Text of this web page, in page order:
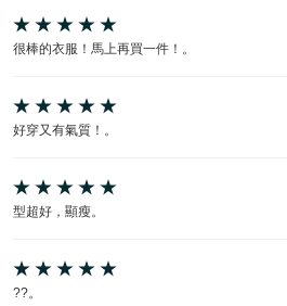
很棒的衣服！馬上再買一件！。
好穿又有氣質！。
型超好，顯瘦。
??。